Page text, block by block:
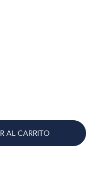
AL CARRITO